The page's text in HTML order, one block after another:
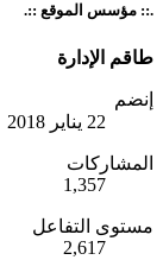
.:: مؤسس الموقع ::.
طاقم الإدارة
إنضم
22 يناير 2018
المشاركات
1,357
مستوى التفاعل
2,617